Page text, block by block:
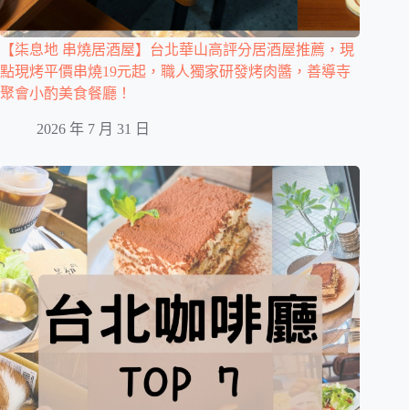
【柒息地 串燒居酒屋】台北華山高評分居酒屋推薦，現
點現烤平價串燒19元起，職人獨家研發烤肉醬，善導寺
聚會小酌美食餐廳！
2026 年 7 月 31 日